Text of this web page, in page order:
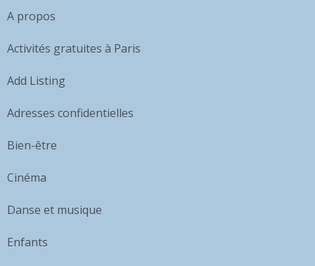
A propos
Activités gratuites à Paris
Add Listing
Adresses confidentielles
Bien-être
Cinéma
Danse et musique
Enfants